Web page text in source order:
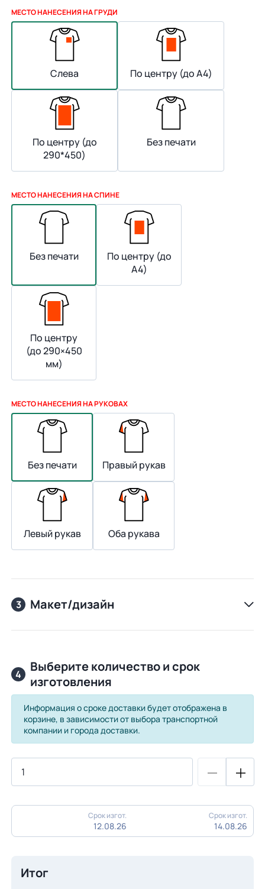
МЕСТО НАНЕСЕНИЯ НА ГРУДИ
Слева По центру (до А4)
По центру (до
290*450)
Без печати
МЕСТО НАНЕСЕНИЯ НА СПИНЕ
Без печати
По центру (до
А4)
По центру
(до 290×450
мм)
МЕСТО НАНЕСЕНИЯ НА РУКОВАХ
Без печати Правый рукав
Левый рукав Оба рукава
3 Макет/дизайн
4
Выберите количество и срок
изготовления
Информация о сроке доставки будет отображена в
корзине, в зависимости от выбора транспортной
компании и города доставки.
Срок изгот.
12.08.26
Срок изгот.
14.08.26
Итог